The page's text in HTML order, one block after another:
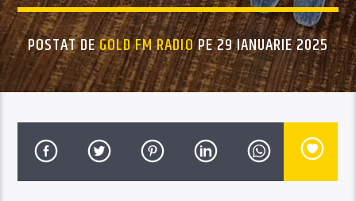
POSTAT DEGOLD FM RADIOPE 29 IANUARIE 2025